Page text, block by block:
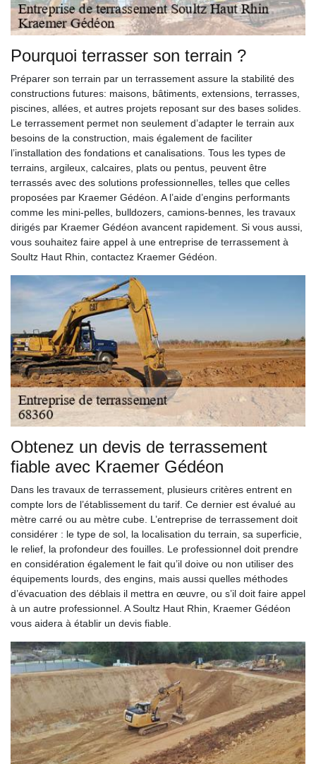
Pourquoi terrasser son terrain ?
Préparer son terrain par un terrassement assure la stabilité des
constructions futures: maisons, bâtiments, extensions, terrasses,
piscines, allées, et autres projets reposant sur des bases solides.
Le terrassement permet non seulement d’adapter le terrain aux
besoins de la construction, mais également de faciliter
l’installation des fondations et canalisations. Tous les types de
terrains, argileux, calcaires, plats ou pentus, peuvent être
terrassés avec des solutions professionnelles, telles que celles
proposées par Kraemer Gédéon. A l’aide d’engins performants
comme les mini-pelles, bulldozers, camions-bennes, les travaux
dirigés par Kraemer Gédéon avancent rapidement. Si vous aussi,
vous souhaitez faire appel à une entreprise de terrassement à
Soultz Haut Rhin, contactez Kraemer Gédéon.
Obtenez un devis de terrassement
fiable avec Kraemer Gédéon
Dans les travaux de terrassement, plusieurs critères entrent en
compte lors de l’établissement du tarif. Ce dernier est évalué au
mètre carré ou au mètre cube. L’entreprise de terrassement doit
considérer : le type de sol, la localisation du terrain, sa superficie,
le relief, la profondeur des fouilles. Le professionnel doit prendre
en considération également le fait qu’il doive ou non utiliser des
équipements lourds, des engins, mais aussi quelles méthodes
d’évacuation des déblais il mettra en œuvre, ou s’il doit faire appel
à un autre professionnel. A Soultz Haut Rhin, Kraemer Gédéon
vous aidera à établir un devis fiable.